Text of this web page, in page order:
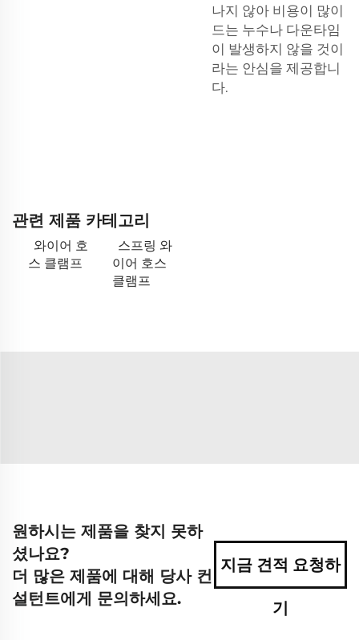
나지 않아 비용이 많이
드는 누수나 다운타임
이 발생하지 않을 것이
라는 안심을 제공합니
다.
관련 제품 카테고리
와이어 호
스 클램프
스프링 와
이어 호스
클램프
원하시는 제품을 찾지 못하
셨나요?
더 많은 제품에 대해 당사 컨
설턴트에게 문의하세요.
지금 견적 요청하
기